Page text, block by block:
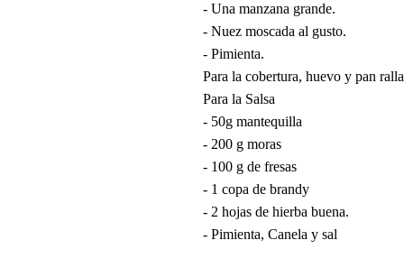
- Una manzana grande.
- Nuez moscada al gusto.
- Pimienta.
Para la cobertura, huevo y pan
Para la Salsa
- 50g mantequilla
- 200 g moras
- 100 g de fresas
- 1 copa de brandy
- 2 hojas de hierba buena.
- Pimienta, Canela y sal